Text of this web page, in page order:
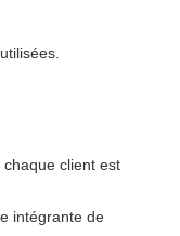
client est
intégrante de